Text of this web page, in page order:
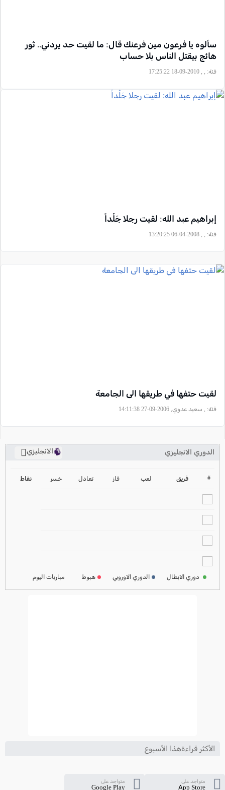
الأكثر قراءةهذا الأسبوع
متواجد على
App Store
متواجد على
Google Play
سألوه يا فرعون مين فرعنك قال: ما لقيت حد يردني.. ثور
هائج بيقتل الناس بلا حساب
فئة: , , 2010-09-18 17:25:22
إبراهيم عبد الله: لقيت رجلا جَلْداً
فئة: , , 2008-04-06 13:20:25
لقيت حتفها في طريقها الى الجامعة
فئة: , سعيد عدوي, 2006-09-27 14:11:38
الدوري الانجليزي
الانجليزي
2024-2025
ترتيب الدوري الايطالي
# فريق لعب فاز تعادل خسر نقاط
دوري الابطال الدوري الاوروبي هبوط مباريات اليوم